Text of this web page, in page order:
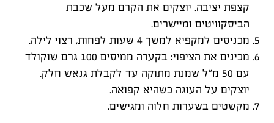
קצפת יציבה. יוצקים את הקרם מעל שכבת
הביסקוויטים ומיישרים.
מכניסים למקפיא למשך 4 שעות לפחות, רצוי לילה.
מכינים את הציפוי: בקערה ממיסים 100 גרם שוקולד
עם 50 מ"ל שמנת מתוקה עד לקבלת גנאש חלק.
יוצקים על העוגה כשהיא קפואה.
מקשטים בשערות חלוה ומגישים.